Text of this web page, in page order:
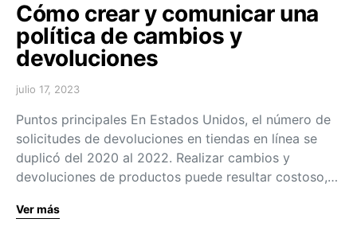
Cómo crear y comunicar una
política de cambios y
devoluciones
julio 17, 2023
Puntos principales En Estados Unidos, el número de
solicitudes de devoluciones en tiendas en línea se
duplicó del 2020 al 2022. Realizar cambios y
devoluciones de productos puede resultar costoso,…
Ver más